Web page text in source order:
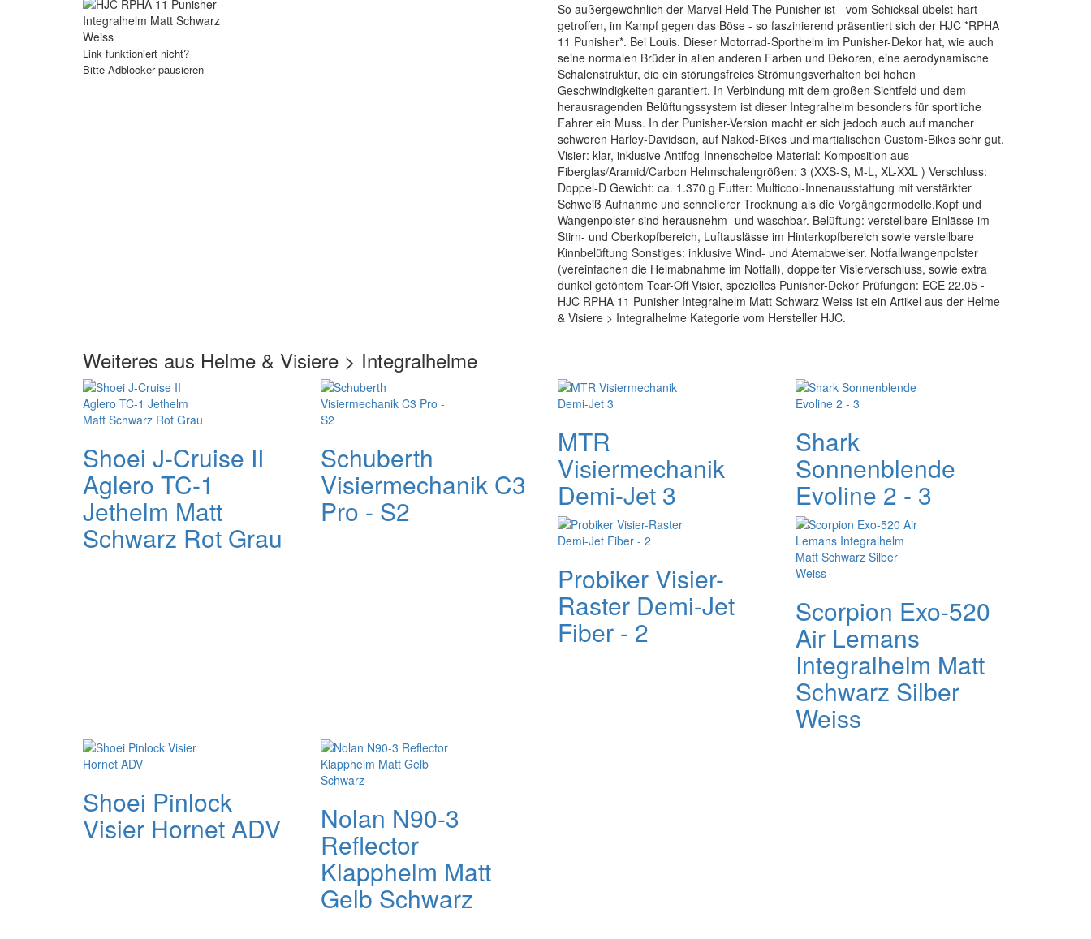
Link funktioniert nicht?
Bitte Adblocker pausieren
So außergewöhnlich der Marvel Held The Punisher ist - vom Schicksal übelst-hart
getroffen, im Kampf gegen das Böse - so faszinierend präsentiert sich der HJC *RPHA
11 Punisher*. Bei Louis. Dieser Motorrad-Sporthelm im Punisher-Dekor hat, wie auch
seine normalen Brüder in allen anderen Farben und Dekoren, eine aerodynamische
Schalenstruktur, die ein störungsfreies Strömungsverhalten bei hohen
Geschwindigkeiten garantiert. In Verbindung mit dem großen Sichtfeld und dem
herausragenden Belüftungssystem ist dieser Integralhelm besonders für sportliche
Fahrer ein Muss. In der Punisher-Version macht er sich jedoch auch auf mancher
schweren Harley-Davidson, auf Naked-Bikes und martialischen Custom-Bikes sehr gut.
Visier: klar, inklusive Antifog-Innenscheibe Material: Komposition aus
Fiberglas/Aramid/Carbon Helmschalengrößen: 3 (XXS-S, M-L, XL-XXL ) Verschluss:
Doppel-D Gewicht: ca. 1.370 g Futter: Multicool-Innenausstattung mit verstärkter
Schweiß Aufnahme und schnellerer Trocknung als die Vorgängermodelle.Kopf und
Wangenpolster sind herausnehm- und waschbar. Belüftung: verstellbare Einlässe im
Stirn- und Oberkopfbereich, Luftauslässe im Hinterkopfbereich sowie verstellbare
Kinnbelüftung Sonstiges: inklusive Wind- und Atemabweiser. Notfallwangenpolster
(vereinfachen die Helmabnahme im Notfall), doppelter Visierverschluss, sowie extra
dunkel getöntem Tear-Off Visier, spezielles Punisher-Dekor Prüfungen: ECE 22.05 -
HJC RPHA 11 Punisher Integralhelm Matt Schwarz Weiss ist ein Artikel aus der Helme
& Visiere > Integralhelme Kategorie vom Hersteller HJC.
Weiteres aus Helme & Visiere > Integralhelme
Shoei J-Cruise II
Aglero TC-1
Jethelm Matt
Schwarz Rot Grau
Schuberth
Visiermechanik C3
Pro - S2
MTR
Visiermechanik
Demi-Jet 3
Shark
Sonnenblende
Evoline 2 - 3
Probiker Visier-
Raster Demi-Jet
Fiber - 2
Scorpion Exo-520
Air Lemans
Integralhelm Matt
Schwarz Silber
Weiss
Shoei Pinlock
Visier Hornet ADV Nolan N90-3
Reflector
Klapphelm Matt
Gelb Schwarz